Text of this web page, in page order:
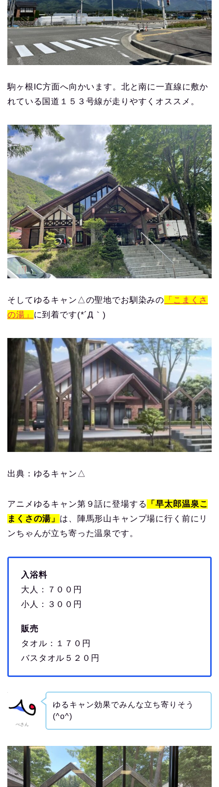
駒ヶ根IC方面へ向かいます。北と南に一直線に敷か
れている国道１５３号線が走りやすくオススメ。
そしてゆるキャン△の聖地でお馴染みの 「こまくさ
の湯」 に到着です(*´Д｀)
出典：ゆるキャン△
アニメゆるキャン第９話に登場する 「早太郎温泉こ
まくさの湯」 は、陣馬形山キャンプ場に行く前にリ
ンちゃんが立ち寄った温泉です。
入浴料
大人：７００円
小人：３００円
販売
タオル：１７０円
バスタオル５２０円
ぺさん
ゆるキャン効果でみんな立ち寄りそう
(^o^)